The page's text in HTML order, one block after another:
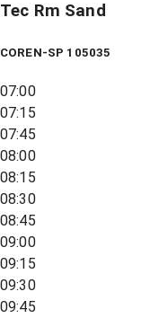
Tec Rm Sand
COREN-SP 105035
07:00
07:15
07:45
08:00
08:15
08:30
08:45
09:00
09:15
09:30
09:45